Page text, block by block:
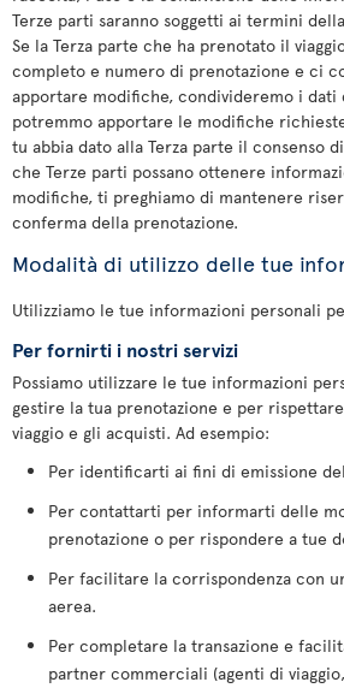
Terze parti saranno soggetti ai termini
Se la Terza parte che ha prenotato il
completo e numero di prenotazione e ci
apportare modifiche, condivideremo i dati
potremmo apportare le modifiche
tu abbia dato alla Terza parte il consenso
che Terze parti possano ottenere
modifiche, ti preghiamo di mantenere
conferma della prenotazione.
Modalità di utilizzo delle tue
Utilizziamo le tue informazioni personali
Per fornirti i nostri servizi
Possiamo utilizzare le tue informazioni
gestire la tua prenotazione e per
viaggio e gli acquisti. Ad esempio:
Per identificarti ai fini di emissione
Per contattarti per informarti delle
prenotazione o per rispondere a tue
Per facilitare la corrispondenza con
aerea.
Per completare la transazione e
partner commerciali (agenti di